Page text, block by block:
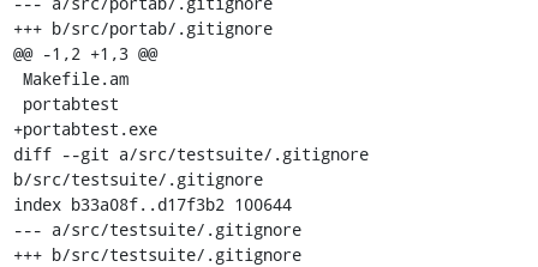
+++ b/src/portab/.gitignore
@@ -1,2 +1,3 @@
+portabtest.exe
diff --git a/src/testsuite/.gitignore
b/src/testsuite/.gitignore
index b33a08f..d17f3b2 100644
--- a/src/testsuite/.gitignore
+++ b/src/testsuite/.gitignore